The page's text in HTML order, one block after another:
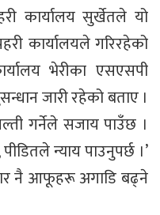
कार्यालय सुर्खेतले यो
कार्यालयले गरिरहेको
भेरीका एसएसपी
जारी रहेको बताए ।
गर्नेले सजाय पाउँछ ।
न्याय पाउनुपर्छ ।’
नै आफूहरू अगाडि बढ्ने